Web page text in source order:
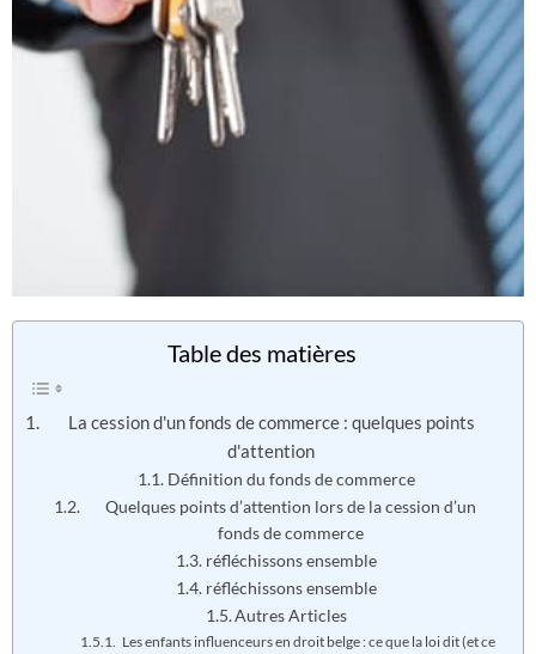
Table des matières
La cession d'un fonds de commerce : quelques points
d'attention
Définition du fonds de commerce
Quelques points d’attention lors de la cession d’un
fonds de commerce
réfléchissons ensemble
réfléchissons ensemble
Autres Articles
Les enfants influenceurs en droit belge : ce que la loi dit (et ce